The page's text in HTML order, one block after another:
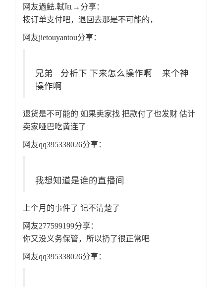
网友過魼.軾℡→分享：
按订单支付吧，退回去那是不可能的，
网友jietouyantou分享：
兄弟 分析下 下来怎么操作啊 来个神
操作啊
退货是不可能的 如果卖家找 把款付了也发财 估计
卖家哑巴吃黄连了
网友qq395338026分享：
我想知道是谁的直播间
上个月的事件了 记不清楚了
网友277599199分享：
你又没义务保管，所以扔了很正常吧
网友qq395338026分享：